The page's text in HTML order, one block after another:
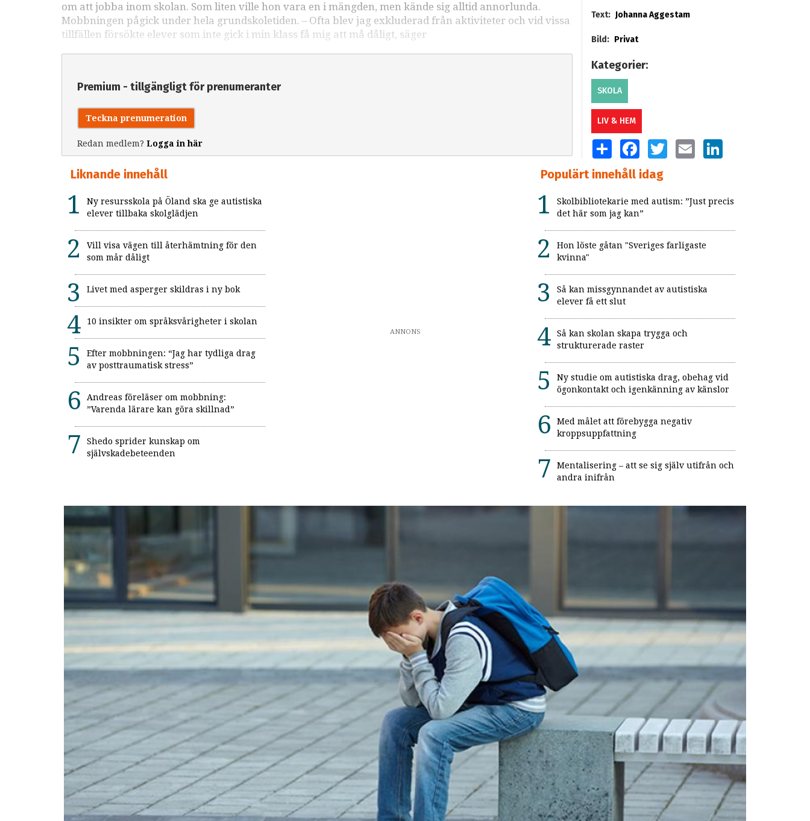
om att jobba inom skolan. Som liten ville hon vara en i mängden, men kände sig alltid annorlunda.
Mobbningen pågick under hela grundskoletiden. – Ofta blev jag exkluderad från aktiviteter och vid vissa
tillfällen försökte elever som inte gick i min klass få mig att må dåligt, säger
Premium - tillgängligt för prenumeranter
Teckna prenumeration
Redan medlem? Logga in här
Text: Johanna Aggestam
Bild: Privat
Kategorier:
SKOLA
LIV & HEM
SHARE FACEBOOKTWITTEREMAIL LINKEDIN
Liknande innehåll
Ny resursskola på Öland ska ge autistiska
elever tillbaka skolglädjen
Vill visa vägen till återhämtning för den
som mår dåligt
Livet med asperger skildras i ny bok
10 insikter om språksvårigheter i skolan
Efter mobbningen: “Jag har tydliga drag
av posttraumatisk stress”
Andreas föreläser om mobbning:
”Varenda lärare kan göra skillnad”
Shedo sprider kunskap om
självskadebeteenden
ANNONS
Populärt innehåll idag
Skolbibliotekarie med autism: ”Just precis
det här som jag kan”
Hon löste gåtan "Sveriges farligaste
kvinna"
Så kan missgynnandet av autistiska
elever få ett slut
Så kan skolan skapa trygga och
strukturerade raster
Ny studie om autistiska drag, obehag vid
ögonkontakt och igenkänning av känslor
Med målet att förebygga negativ
kroppsuppfattning
Mentalisering – att se sig själv utifrån och
andra inifrån